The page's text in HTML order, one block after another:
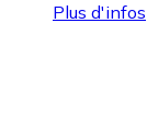
Plus d'infos